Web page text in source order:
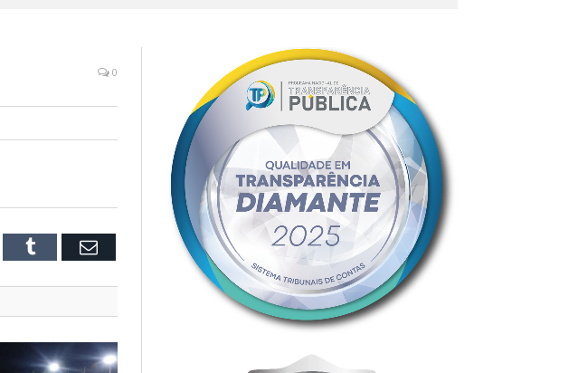
0
Tumblr Email